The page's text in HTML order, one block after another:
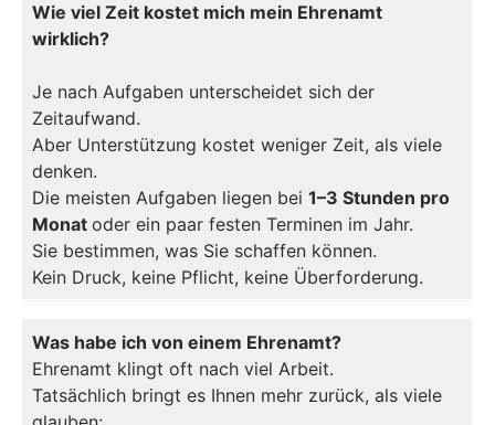
Wie viel Zeit kostet mich mein Ehrenamt
wirklich?
Je nach Aufgaben unterscheidet sich der
Zeitaufwand.
Aber Unterstützung kostet weniger Zeit, als viele
denken.
Die meisten Aufgaben liegen bei 1–3 Stunden pro
Monat oder ein paar festen Terminen im Jahr.
Sie bestimmen, was Sie schaffen können.
Kein Druck, keine Pflicht, keine Überforderung.
Was habe ich von einem Ehrenamt?
Ehrenamt klingt oft nach viel Arbeit.
Tatsächlich bringt es Ihnen mehr zurück, als viele